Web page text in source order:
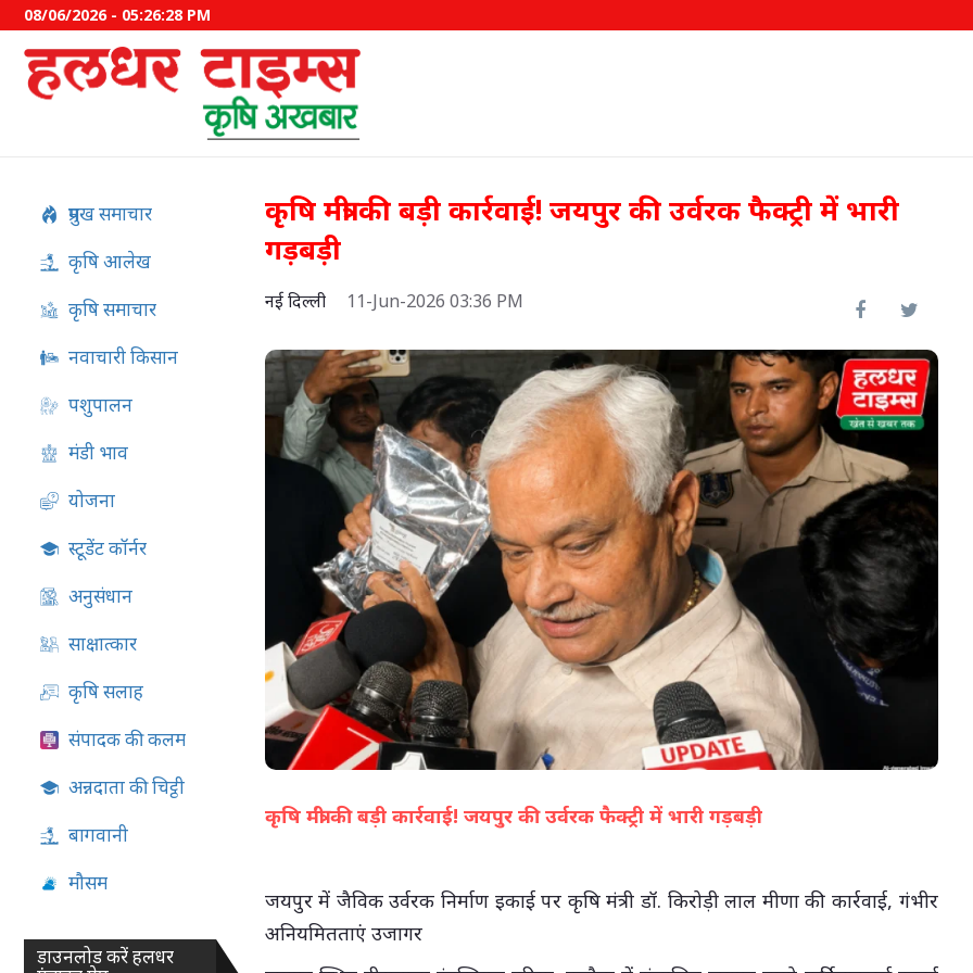
08/06/2026 - 05:26:29 PM
प्रमुख समाचार
कृषि आलेख
कृषि समाचार
नवाचारी किसान
पशुपालन
मंडी भाव
योजना
स्टूडेंट कॉर्नर
अनुसंधान
साक्षात्कार
कृषि सलाह
संपादक की कलम
अन्नदाता की चिट्ठी
बागवानी
मौसम
डाउनलोड करें हलधर
कृषि मंत्री की बड़ी कार्रवाई! जयपुर की उर्वरक फैक्ट्री में भारी
गड़बड़ी
नई दिल्ली 11-Jun-2026 03:36 PM
कृषि मंत्री की बड़ी कार्रवाई! जयपुर की उर्वरक फैक्ट्री में भारी गड़बड़ी
जयपुर में जैविक उर्वरक निर्माण इकाई पर कृषि मंत्री डॉ. किरोड़ी लाल मीणा की कार्रवाई, गंभीर
अनियमितताएं उजागर
PM Kisan 24वीं किस्त की तारीख पर
बड़ा अपडेट, जानें कब आएंगे 2000
05-Aug-2026 04:51 PM
62.58 लाख किसानों को मिला
फसल बीमा का लाभ
05-Aug-2026 04:36 PM